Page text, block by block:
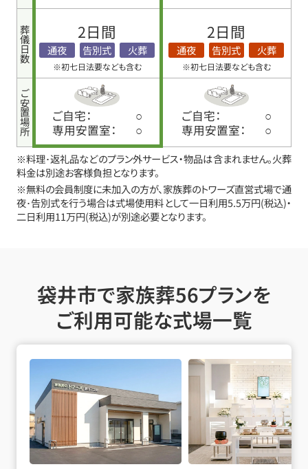
葬儀日数
ご安置場所
2日間
通夜 告別式 火葬
※初七日法要なども含む
ご自宅：
○
専用安置室：
○
2日間
通夜 告別式 火葬
※初七日法要なども含む
ご自宅：
○
専用安置室：
○
※料理･返礼品などのプラン外サービス・物品は含まれません。火葬
料金は別途お客様負担となります。
※無料の会員制度に未加入の方が、家族葬のトワーズ直営式場で通
夜･告別式を行う場合は式場使用料として一日利用5.5万円(税込)・
二日利用11万円(税込)が別途必要となります。
袋井市で家族葬56プランを
ご利用可能な式場一覧
磐田二之宮の詳細へ